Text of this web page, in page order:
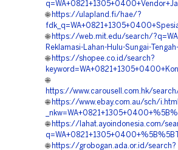
🌐 https://ulapland.fi/hae/?
🌐 https://web.mit.edu/search/
Reklamasi-Lahan-Hulu-Sungai-
🌐 https://shopee.co.id/search?
🌐
https://www.carousell.com.hk/
🌐 https://www.ebay.com.au/sch/
🌐 https://lahat.ayoindonesia.com/
🌐 https://grobogan.ada.or.id/search?